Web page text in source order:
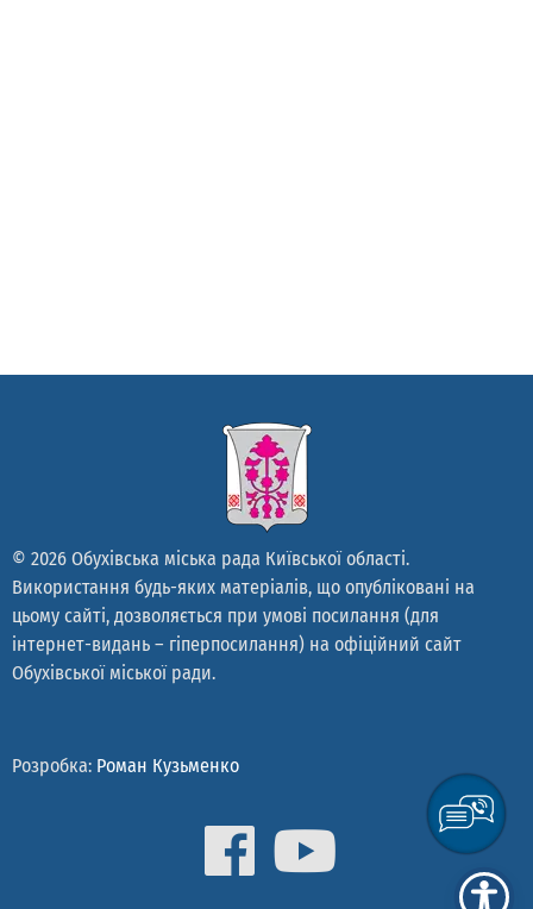
© 2026 Обухівська міська рада Київської області.
Використання будь-яких матеріалів, що опубліковані на
цьому сайті, дозволяється при умові посилання (для
інтернет-видань – гіперпосилання) на офіційний сайт
Обухівської міської ради.
Розробка: Роман Кузьменко